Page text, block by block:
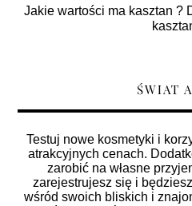
Jakie wartości ma kasztan ?
ŚWIAT
Testuj nowe kosmetyki i
atrakcyjnych cenach.
zarobić na własne
zarejestrujesz się i
wśród swoich bliskich i